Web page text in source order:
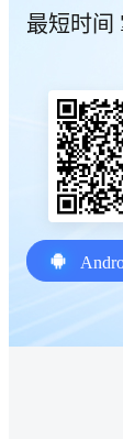
最短时间